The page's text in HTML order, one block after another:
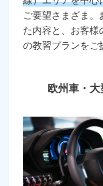
ご要望さまざま。
た内容と、お客様
の教習プランをご
欧州車・